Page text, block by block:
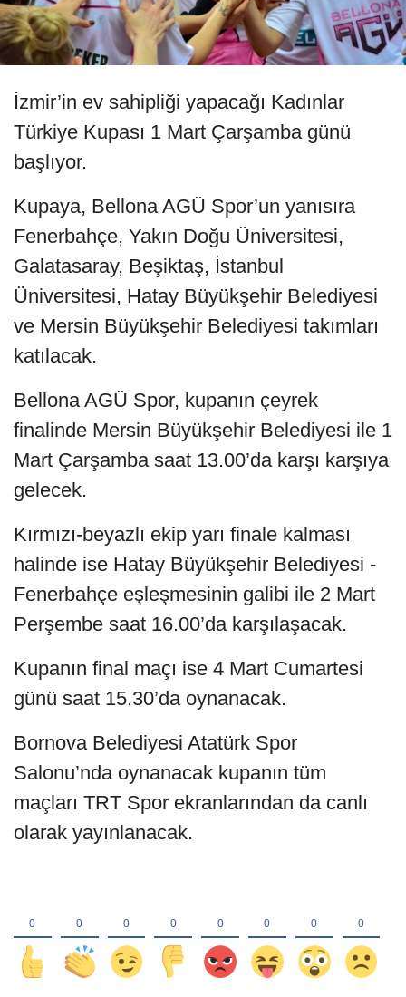
İzmir’in ev sahipliği yapacağı Kadınlar
Türkiye Kupası 1 Mart Çarşamba günü
başlıyor.
Kupaya, Bellona AGÜ Spor’un yanısıra
Fenerbahçe, Yakın Doğu Üniversitesi,
Galatasaray, Beşiktaş, İstanbul
Üniversitesi, Hatay Büyükşehir Belediyesi
ve Mersin Büyükşehir Belediyesi takımları
katılacak.
Bellona AGÜ Spor, kupanın çeyrek
finalinde Mersin Büyükşehir Belediyesi ile 1
Mart Çarşamba saat 13.00’da karşı karşıya
gelecek.
Kırmızı-beyazlı ekip yarı finale kalması
halinde ise Hatay Büyükşehir Belediyesi -
Fenerbahçe eşleşmesinin galibi ile 2 Mart
Perşembe saat 16.00’da karşılaşacak.
Kupanın final maçı ise 4 Mart Cumartesi
günü saat 15.30’da oynanacak.
Bornova Belediyesi Atatürk Spor
Salonu’nda oynanacak kupanın tüm
maçları TRT Spor ekranlarından da canlı
olarak yayınlanacak.